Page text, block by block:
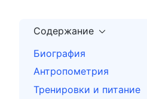
Содержание
Биография
Антропометрия
Тренировки и питание